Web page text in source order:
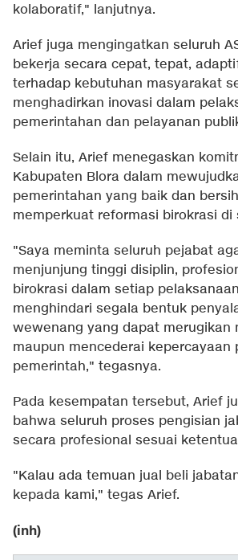
kolaboratif," lanjutnya.
Arief juga mengingatkan seluruh
bekerja secara cepat, tepat,
terhadap kebutuhan masyarakat
menghadirkan inovasi dalam
pemerintahan dan pelayanan
Selain itu, Arief menegaskan
Kabupaten Blora dalam
pemerintahan yang baik dan
memperkuat reformasi birokrasi di
"Saya meminta seluruh pejabat
menjunjung tinggi disiplin,
birokrasi dalam setiap
menghindari segala bentuk
wewenang yang dapat merugikan
maupun mencederai kepercayaan
pemerintah," tegasnya.
Pada kesempatan tersebut, Arief
bahwa seluruh proses pengisian
secara profesional sesuai
"Kalau ada temuan jual beli
kepada kami," tegas Arief.
(inh)